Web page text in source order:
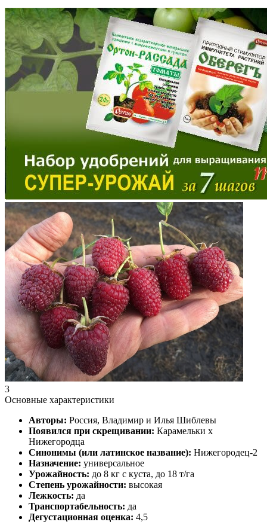
3
Основные характеристики
Авторы: Россия, Владимир и Илья Шиблевы
Появился при скрещивании: Карамельки х
Нижегородца
Синонимы (или латинское название): Нижегородец-2
Назначение: универсальное
Урожайность: до 8 кг с куста, до 18 т/га
Степень урожайности: высокая
Лежкость: да
Транспортабельность: да
Дегустационная оценка: 4,5